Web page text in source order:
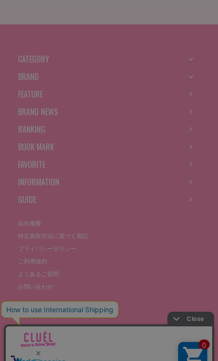
CATEGORY
BRAND
FEATURE
BRAND NEWS
RANKING
BOOK MARK
FAVORITE
INFORMATION
GUIDE
会社概要
特定商取引法に基づく表記
プライバシーポリシー
ご利用規約
よくあるご質問
お問い合わせ
©THE STOCKS CO., LTD